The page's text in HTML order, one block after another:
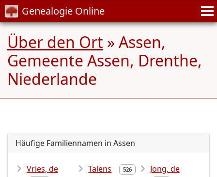
Genealogie Online
Über den Ort » Assen,
Gemeente Assen, Drenthe,
Niederlande
Häufige Familiennamen in Assen
Vries, de Talens 526 Jong, de